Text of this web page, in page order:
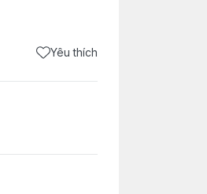
Yêu thích